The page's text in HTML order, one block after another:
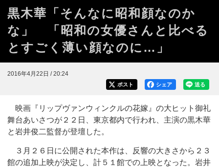
黒木華「そんなに昭和顔なのか
な」 「昭和の女優さんと比べる
とすごく薄い顔なのに…」
2016年4月22日 / 20:24
送る
シェア
ポスト
映画『リップヴァンウィンクルの花嫁』の大ヒット御礼
舞台あいさつが２２日、東京都内で行われ、主演の黒木華
と岩井俊二監督が登壇した。
３月２６日に公開された本作は、反響の大きさから２３
館の追加上映が決定し、計５１館での上映となった。岩井